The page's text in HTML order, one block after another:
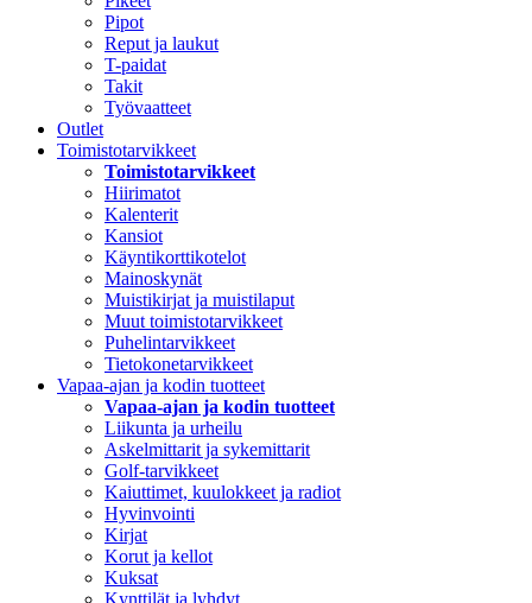
Pipot
Reput ja laukut
T-paidat
Takit
Työvaatteet
Outlet
Toimistotarvikkeet
Toimistotarvikkeet
Hiirimatot
Kalenterit
Kansiot
Käyntikorttikotelot
Mainoskynät
Muistikirjat ja muistilaput
Muut toimistotarvikkeet
Puhelintarvikkeet
Tietokonetarvikkeet
Vapaa-ajan ja kodin tuotteet
Vapaa-ajan ja kodin tuotteet
Liikunta ja urheilu
Askelmittarit ja sykemittarit
Golf-tarvikkeet
Kaiuttimet, kuulokkeet ja radiot
Hyvinvointi
Kirjat
Korut ja kellot
Kuksat
Kynttilät ja lyhdyt